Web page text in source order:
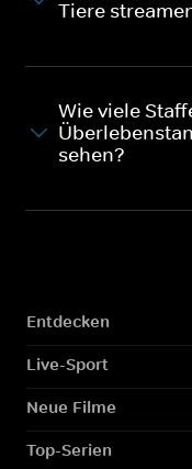
Tiere
Wie viele
sehen?
Entdecken
Live-Sport
Neue Filme
Top-Serien